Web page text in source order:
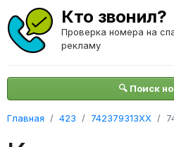
Кто звонил?
Проверка номера на
рекламу
🔍 Поиск
Главная 423 742379313XX